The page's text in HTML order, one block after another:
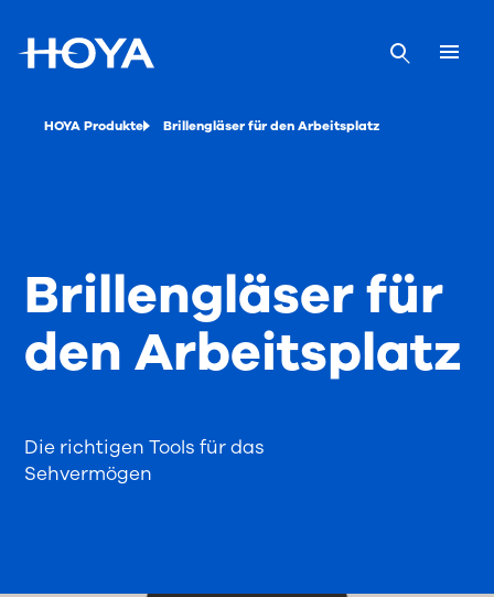
HOYA Produkte Brillengläser für den Arbeitsplatz
Die richtigen Tools für das
Sehvermögen
Brillengläser für
den Arbeitsplatz